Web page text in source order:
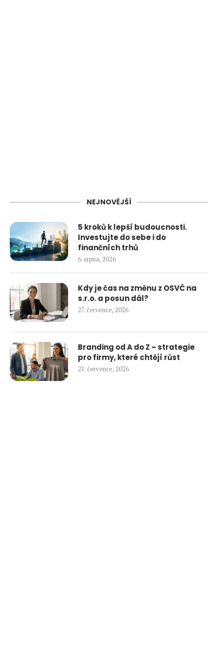
NEJNOVĚJŠÍ
5 kroků k lepší budoucnosti.
Investujte do sebe i do
finančních trhů
6. srpna, 2026
Kdy je čas na změnu z OSVČ na
s.r.o. a posun dál?
27. července, 2026
Branding od A do Z – strategie
pro firmy, které chtějí růst
21. července, 2026